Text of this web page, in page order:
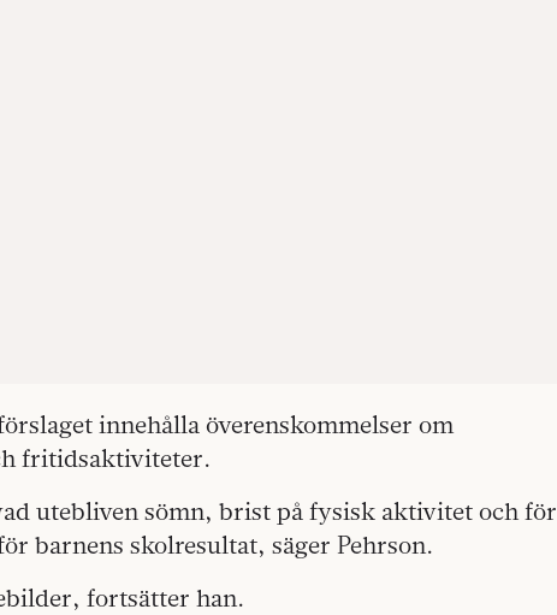
innehålla överenskommelser om
fritidsaktiviteter.
utebliven sömn, brist på fysisk aktivitet och för
barnens skolresultat, säger Pehrson.
fortsätter han.